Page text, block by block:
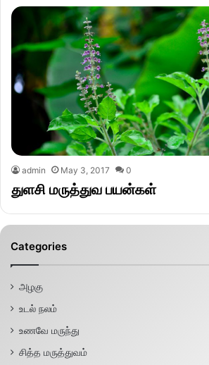
admin May 3, 2017 0
துளசி மருத்துவ பயன்கள்
Categories
அழகு
உடல் நலம்
உணவே மருந்து
சித்த மருத்துவம்